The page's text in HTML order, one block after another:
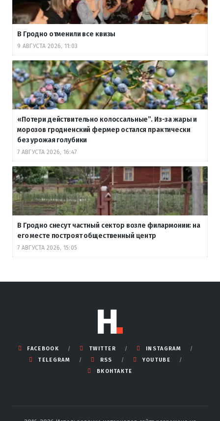
В Гродно отменили все квизы
9 АВГУСТА 2026, 11:03
«Потери действительно колоссальные”. Из-за жары и
морозов гродненский фермер остался практически
без урожая голубики
7 АВГУСТА 2026, 16:47
В Гродно снесут частный сектор возле филармонии: на
его месте построят общественный центр
7 АВГУСТА 2026, 15:05
FACEBOOK TWITTER
INSTAGRAM
TELEGRAM
RSS
YOUTUBE
ВКОНТАКТЕ